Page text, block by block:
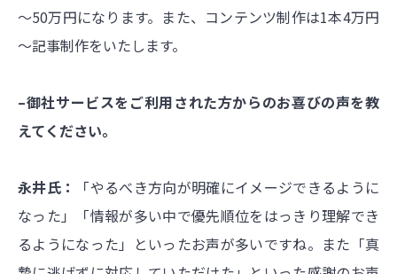
～50万円になります。また、コンテンツ制作は1本4万円
～記事制作をいたします。
–御社サービスをご利用された方からのお喜びの声を教
えてください。
永井氏：
「やるべき方向が明確にイメージできるように
なった」「情報が多い中で優先順位をはっきり理解でき
るようになった」といったお声が多いですね。また「真